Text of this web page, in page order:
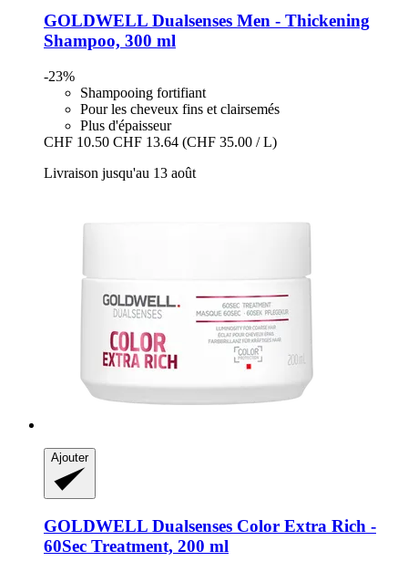
GOLDWELL Dualsenses Men -​ Thickening
Shampoo, 300 ml
-23%
Shampooing fortifiant
Pour les cheveux fins et clairsemés
Plus d'épaisseur
CHF 10.50 CHF 13.64 (CHF 35.00 / L)
Livraison jusqu'au 13 août
Ajouter
GOLDWELL Dualsenses Color Extra Rich -​
60Sec Treatment, 200 ml